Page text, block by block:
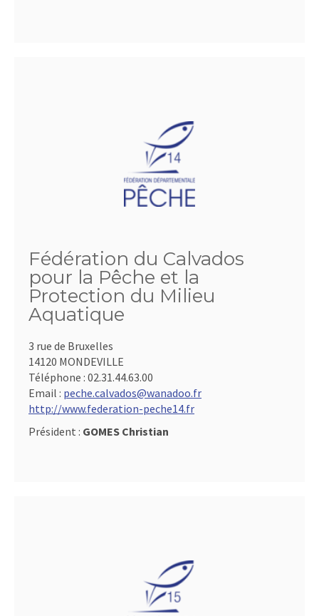
Fédération du Calvados
pour la Pêche et la
Protection du Milieu
Aquatique
3 rue de Bruxelles
14120 MONDEVILLE
Téléphone : 02.31.44.63.00
Email : peche.calvados@wanadoo.fr
http://www.federation-peche14.fr
Président : GOMES Christian